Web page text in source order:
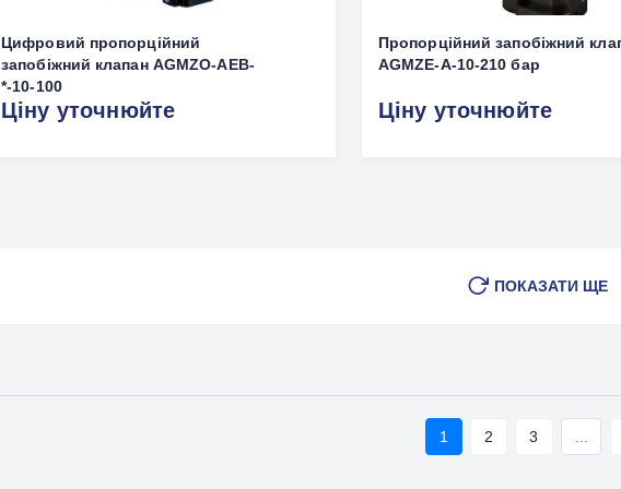
Цифровий пропорційний
запобіжний клапан AGMZO-AEB-
*-10-100
Ціну уточнюйте
Пропорційний запобіжний
AGMZE-A-10-210 бар
Ціну уточнюйте
ПОКАЗАТИ ЩЕ
1 2 3